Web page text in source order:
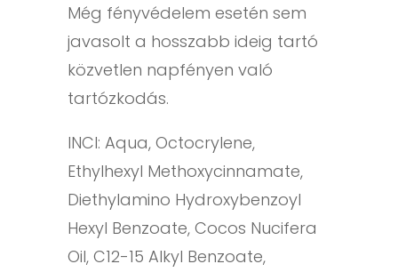
Még fényvédelem esetén sem
javasolt a hosszabb ideig tartó
közvetlen napfényen való
tartózkodás.
INCI: Aqua, Octocrylene,
Ethylhexyl Methoxycinnamate,
Diethylamino Hydroxybenzoyl
Hexyl Benzoate, Cocos Nucifera
Oil, C12-15 Alkyl Benzoate,